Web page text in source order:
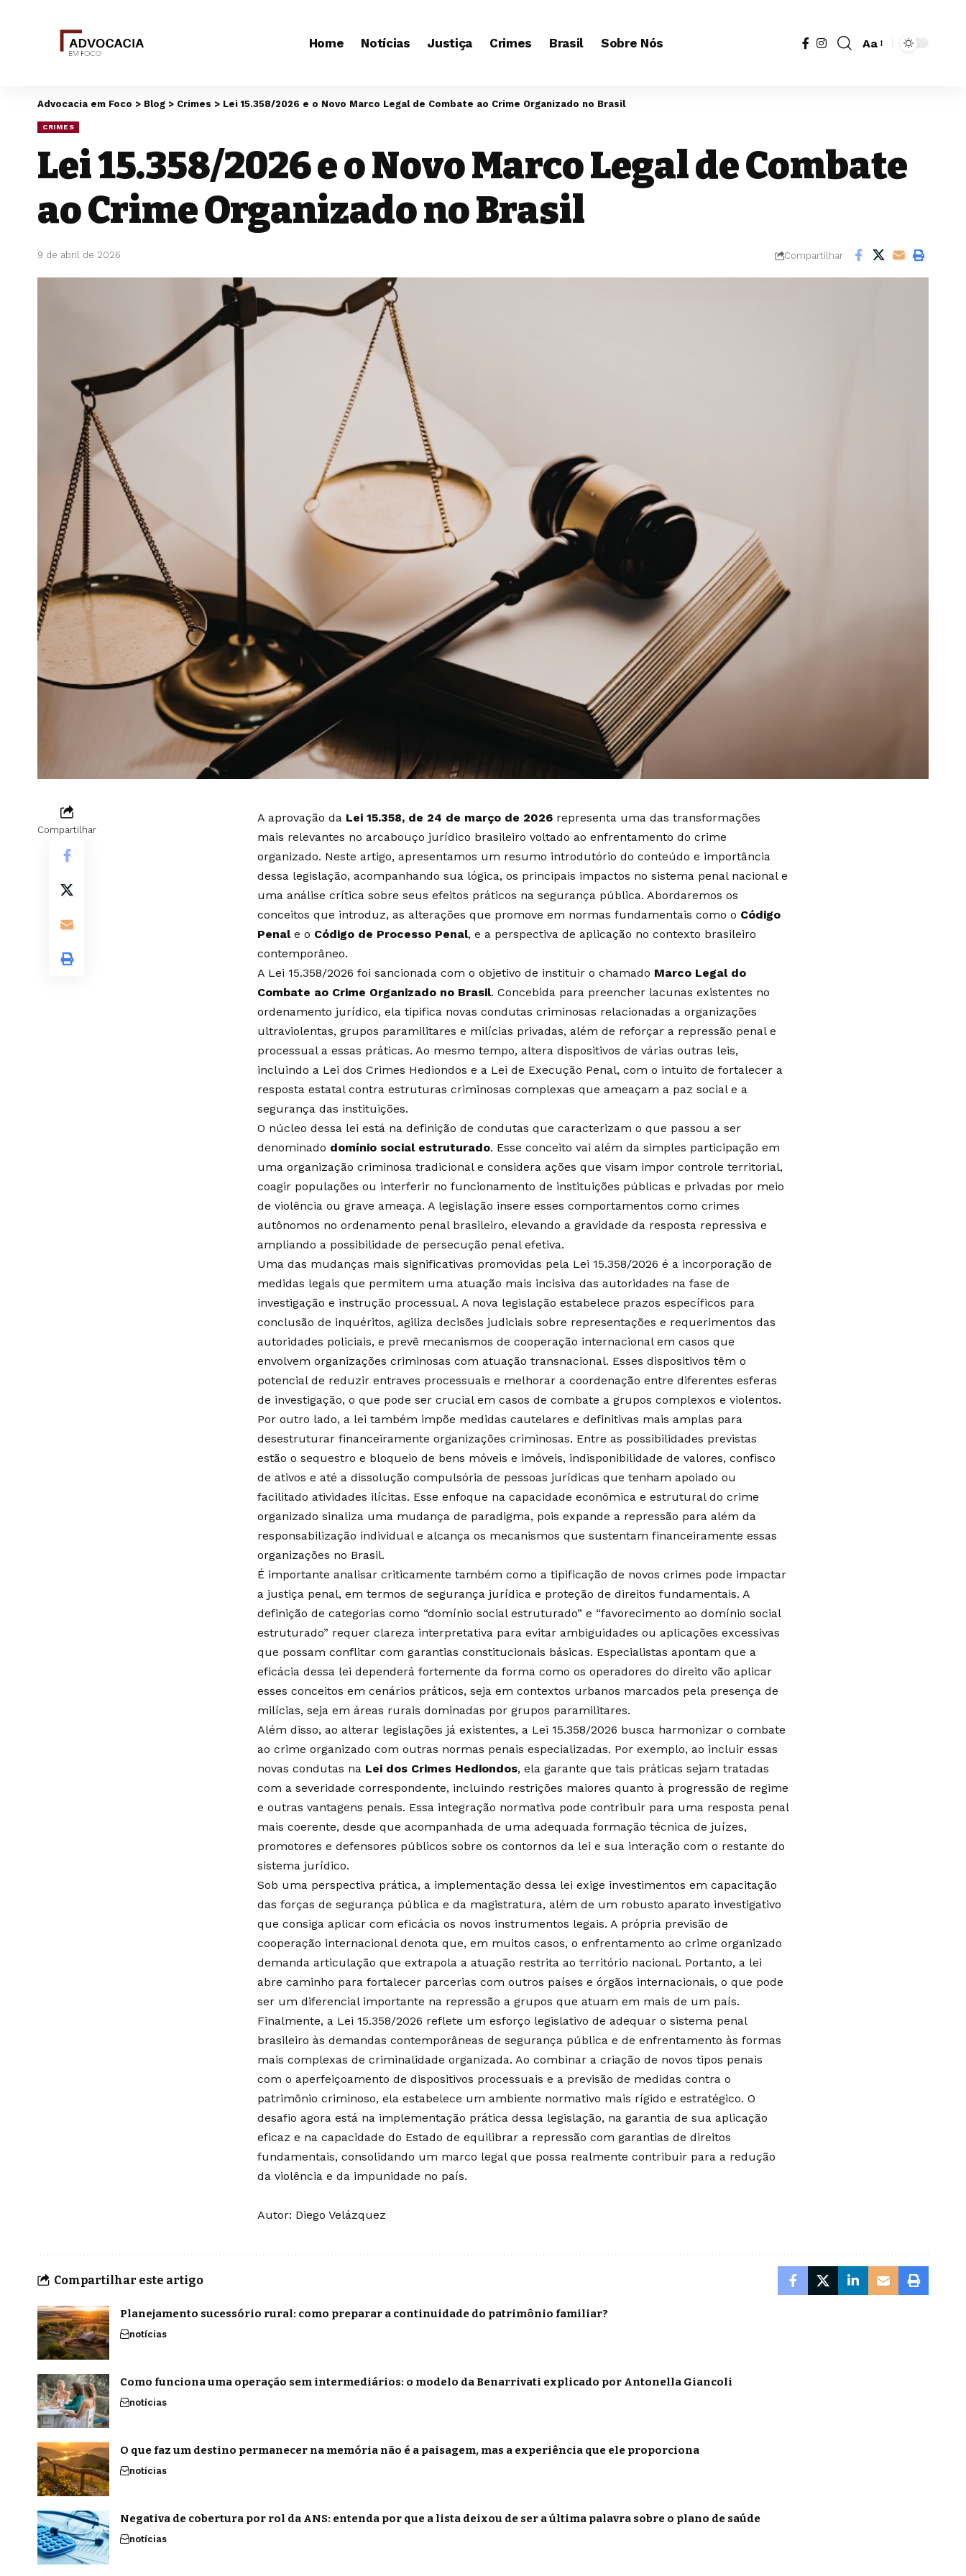
Home Notícias Justiça Crimes Brasil Sobre Nós Aa
Advocacia em Foco > Blog > Crimes > Lei 15.358/2026 e o Novo Marco Legal de Combate ao Crime Organizado no Brasil
CRIMES
Lei 15.358/2026 e o Novo Marco Legal de Combate
ao Crime Organizado no Brasil
9 de abril de 2026 Compartilhar
Compartilhar
A aprovação da Lei 15.358, de 24 de março de 2026 representa uma das transformações
mais relevantes no arcabouço jurídico brasileiro voltado ao enfrentamento do crime
organizado. Neste artigo, apresentamos um resumo introdutório do conteúdo e importância
dessa legislação, acompanhando sua lógica, os principais impactos no sistema penal nacional e
uma análise crítica sobre seus efeitos práticos na segurança pública. Abordaremos os
conceitos que introduz, as alterações que promove em normas fundamentais como o Código
Penale o Código de Processo Penal, e a perspectiva de aplicação no contexto brasileiro
contemporâneo.
A Lei 15.358/2026 foi sancionada com o objetivo de instituir o chamado Marco Legal do
Combate ao Crime Organizado no Brasil. Concebida para preencher lacunas existentes no
ordenamento jurídico, ela tipifica novas condutas criminosas relacionadas a organizações
ultraviolentas, grupos paramilitares e milícias privadas, além de reforçar a repressão penal e
processual a essas práticas. Ao mesmo tempo, altera dispositivos de várias outras leis,
incluindo a Lei dos Crimes Hediondos e a Lei de Execução Penal, com o intuito de fortalecer a
resposta estatal contra estruturas criminosas complexas que ameaçam a paz social e a
segurança das instituições.
O núcleo dessa lei está na definição de condutas que caracterizam o que passou a ser
denominado domínio social estruturado. Esse conceito vai além da simples participação em
uma organização criminosa tradicional e considera ações que visam impor controle territorial,
coagir populações ou interferir no funcionamento de instituições públicas e privadas por meio
de violência ou grave ameaça. A legislação insere esses comportamentos como crimes
autônomos no ordenamento penal brasileiro, elevando a gravidade da resposta repressiva e
ampliando a possibilidade de persecução penal efetiva.
Uma das mudanças mais significativas promovidas pela Lei 15.358/2026 é a incorporação de
medidas legais que permitem uma atuação mais incisiva das autoridades na fase de
investigação e instrução processual. A nova legislação estabelece prazos específicos para
conclusão de inquéritos, agiliza decisões judiciais sobre representações e requerimentos das
autoridades policiais, e prevê mecanismos de cooperação internacional em casos que
envolvem organizações criminosas com atuação transnacional. Esses dispositivos têm o
potencial de reduzir entraves processuais e melhorar a coordenação entre diferentes esferas
de investigação, o que pode ser crucial em casos de combate a grupos complexos e violentos.
Por outro lado, a lei também impõe medidas cautelares e definitivas mais amplas para
desestruturar financeiramente organizações criminosas. Entre as possibilidades previstas
estão o sequestro e bloqueio de bens móveis e imóveis, indisponibilidade de valores, confisco
de ativos e até a dissolução compulsória de pessoas jurídicas que tenham apoiado ou
facilitado atividades ilícitas. Esse enfoque na capacidade econômica e estrutural do crime
organizado sinaliza uma mudança de paradigma, pois expande a repressão para além da
responsabilização individual e alcança os mecanismos que sustentam financeiramente essas
organizações no Brasil.
É importante analisar criticamente também como a tipificação de novos crimes pode impactar
a justiça penal, em termos de segurança jurídica e proteção de direitos fundamentais. A
definição de categorias como “domínio social estruturado” e “favorecimento ao domínio social
estruturado” requer clareza interpretativa para evitar ambiguidades ou aplicações excessivas
que possam conflitar com garantias constitucionais básicas. Especialistas apontam que a
eficácia dessa lei dependerá fortemente da forma como os operadores do direito vão aplicar
esses conceitos em cenários práticos, seja em contextos urbanos marcados pela presença de
milícias, seja em áreas rurais dominadas por grupos paramilitares.
Além disso, ao alterar legislações já existentes, a Lei 15.358/2026 busca harmonizar o combate
ao crime organizado com outras normas penais especializadas. Por exemplo, ao incluir essas
novas condutas na Lei dos Crimes Hediondos, ela garante que tais práticas sejam tratadas
com a severidade correspondente, incluindo restrições maiores quanto à progressão de regime
e outras vantagens penais. Essa integração normativa pode contribuir para uma resposta penal
mais coerente, desde que acompanhada de uma adequada formação técnica de juízes,
promotores e defensores públicos sobre os contornos da lei e sua interação com o restante do
sistema jurídico.
Sob uma perspectiva prática, a implementação dessa lei exige investimentos em capacitação
das forças de segurança pública e da magistratura, além de um robusto aparato investigativo
que consiga aplicar com eficácia os novos instrumentos legais. A própria previsão de
cooperação internacional denota que, em muitos casos, o enfrentamento ao crime organizado
demanda articulação que extrapola a atuação restrita ao território nacional. Portanto, a lei
abre caminho para fortalecer parcerias com outros países e órgãos internacionais, o que pode
ser um diferencial importante na repressão a grupos que atuam em mais de um país.
Finalmente, a Lei 15.358/2026 reflete um esforço legislativo de adequar o sistema penal
brasileiro às demandas contemporâneas de segurança pública e de enfrentamento às formas
mais complexas de criminalidade organizada. Ao combinar a criação de novos tipos penais
com o aperfeiçoamento de dispositivos processuais e a previsão de medidas contra o
patrimônio criminoso, ela estabelece um ambiente normativo mais rígido e estratégico. O
desafio agora está na implementação prática dessa legislação, na garantia de sua aplicação
eficaz e na capacidade do Estado de equilibrar a repressão com garantias de direitos
fundamentais, consolidando um marco legal que possa realmente contribuir para a redução
da violência e da impunidade no país.
Autor: Diego Velázquez
Compartilhar este artigo
Planejamento sucessório rural: como preparar a continuidade do patrimônio familiar?
notícias
Como funciona uma operação sem intermediários: o modelo da Benarrivati explicado por Antonella Giancoli
notícias
O que faz um destino permanecer na memória não é a paisagem, mas a experiência que ele proporciona
notícias
Negativa de cobertura por rol da ANS: entenda por que a lista deixou de ser a última palavra sobre o plano de saúde
notícias